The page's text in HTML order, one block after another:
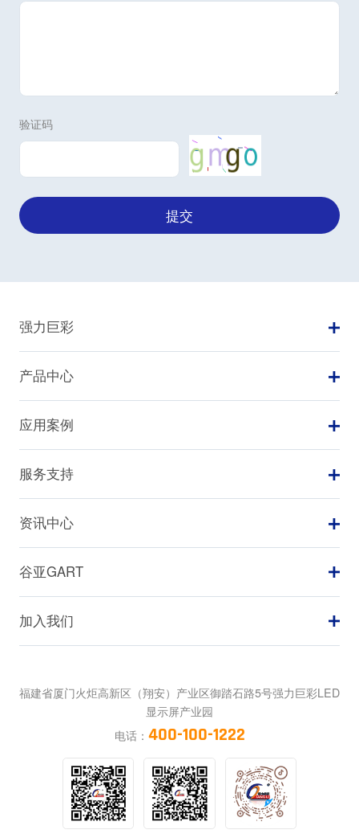
验证码
提交
强力巨彩
产品中心
应用案例
服务支持
资讯中心
谷亚GART
加入我们
福建省厦门火炬高新区（翔安）产业区御踏石路5号强力巨彩LED
显示屏产业园
电话： 400-100-1222